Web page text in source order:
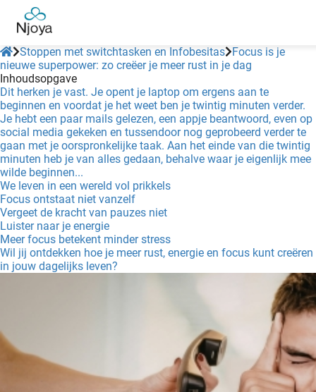
Stoppen met switchtasken en Infobesitas Focus is je
nieuwe superpower: zo creëer je meer rust in je dag
Inhoudsopgave
Dit herken je vast. Je opent je laptop om ergens aan te
beginnen en voordat je het weet ben je twintig minuten verder.
Je hebt een paar mails gelezen, een appje beantwoord, even op
social media gekeken en tussendoor nog geprobeerd verder te
gaan met je oorspronkelijke taak. Aan het einde van die twintig
minuten heb je van alles gedaan, behalve waar je eigenlijk mee
wilde beginnen...
We leven in een wereld vol prikkels
Focus ontstaat niet vanzelf
Vergeet de kracht van pauzes niet
Luister naar je energie
Meer focus betekent minder stress
Wil jij ontdekken hoe je meer rust, energie en focus kunt creëren
in jouw dagelijks leven?